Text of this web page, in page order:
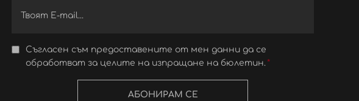
Съгласен съм предоставените от мен данни да се
обработват за целите на изпращане на бюлетин.
АБОНИРАМ СЕ